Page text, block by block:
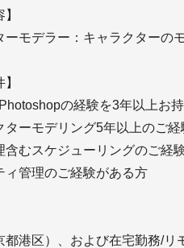
ーモデラー：キャラクターの
の経験を3年以上お
ターモデリング5年以上のご
含むスケジューリングのご経
ィ管理のご経験がある方
都港区）、および在宅勤務/リ